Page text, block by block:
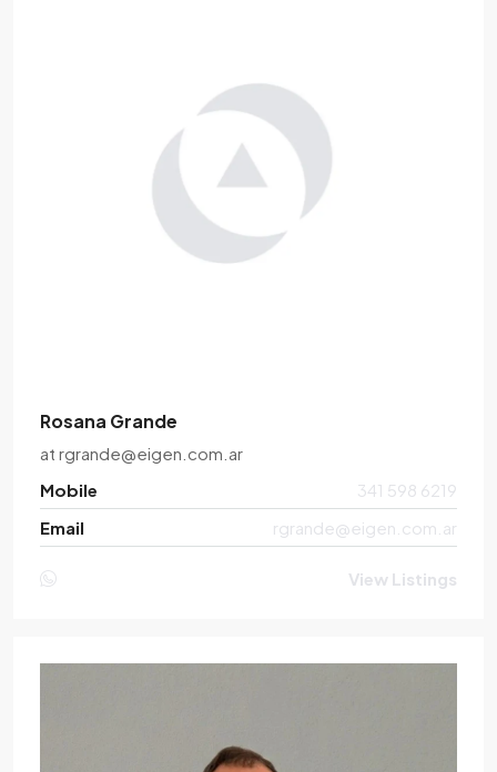
Rosana Grande
at rgrande@eigen.com.ar
Mobile
341 598 6219
Email
rgrande@eigen.com.ar
View Listings